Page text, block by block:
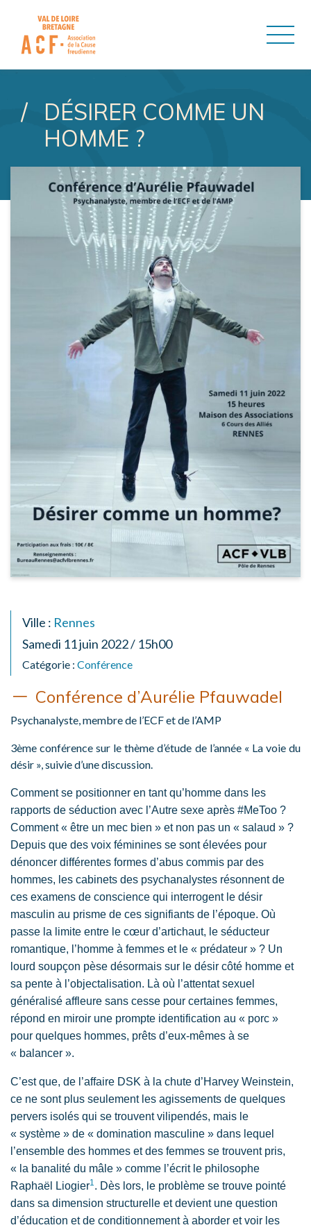
ASSOCIATION DE LA
DÉSIRER COMME UN
HOMME ?
Ville : Rennes
Samedi 11 juin 2022 / 15h00
Catégorie : Conférence
Conférence d’Aurélie Pfauwadel
Psychanalyste, membre de l’ECF et de l’AMP
3ème conférence sur le thème d’étude de l’année « La voie du
désir », suivie d’une discussion.
Comment se positionner en tant qu’homme dans les
rapports de séduction avec l’Autre sexe après #MeToo ?
Comment « être un mec bien » et non pas un « salaud » ?
Depuis que des voix féminines se sont élevées pour
dénoncer différentes formes d’abus commis par des
hommes, les cabinets des psychanalystes résonnent de
ces examens de conscience qui interrogent le désir
masculin au prisme de ces signifiants de l’époque. Où
passe la limite entre le cœur d’artichaut, le séducteur
romantique, l’homme à femmes et le « prédateur » ? Un
lourd soupçon pèse désormais sur le désir côté homme et
sa pente à l’objectalisation. Là où l’attentat sexuel
généralisé affleure sans cesse pour certaines femmes,
répond en miroir une prompte identification au « porc »
pour quelques hommes, prêts d’eux-mêmes à se
« balancer ».
C’est que, de l’affaire DSK à la chute d’Harvey Weinstein,
ce ne sont plus seulement les agissements de quelques
pervers isolés qui se trouvent vilipendés, mais le
« système » de « domination masculine » dans lequel
l’ensemble des hommes et des femmes se trouvent pris,
« la banalité du mâle » comme l’écrit le philosophe
Raphaël Liogier1. Dès lors, le problème se trouve pointé
dans sa dimension structurelle et devient une question
d’éducation et de conditionnement à aborder et voir les